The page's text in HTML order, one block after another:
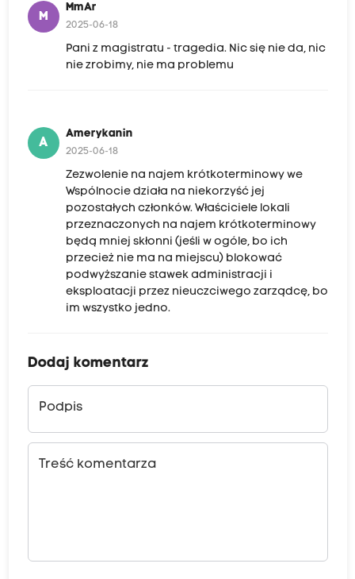
M
MmAr
2025-06-18
Pani z magistratu - tragedia. Nic się nie da, nic
nie zrobimy, nie ma problemu
A
Amerykanin
2025-06-18
Zezwolenie na najem krótkoterminowy we
Wspólnocie działa na niekorzyść jej
pozostałych członków. Właściciele lokali
przeznaczonych na najem krótkoterminowy
będą mniej skłonni (jeśli w ogóle, bo ich
przecież nie ma na miejscu) blokować
podwyższanie stawek administracji i
eksploatacji przez nieuczciwego zarządcę, bo
im wszystko jedno.
Dodaj komentarz
Podpis
Treść komentarza